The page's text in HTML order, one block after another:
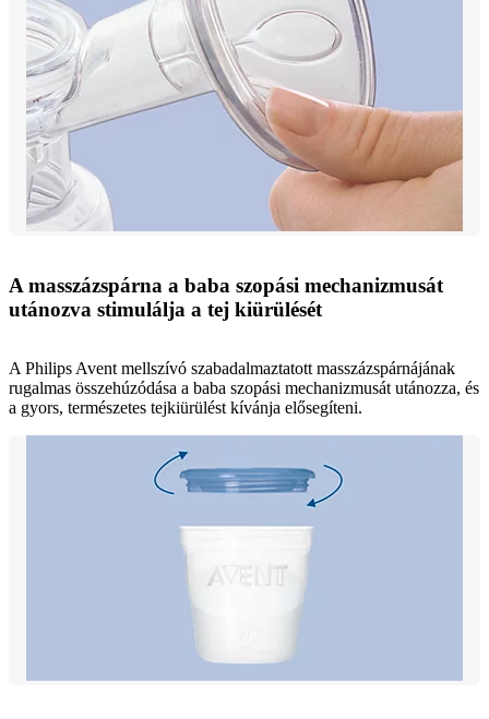
A masszázspárna a baba szopási mechanizmusát
utánozva stimulálja a tej kiürülését
A Philips Avent mellszívó szabadalmaztatott masszázspárnájának
rugalmas összehúzódása a baba szopási mechanizmusát utánozza, és
a gyors, természetes tejkiürülést kívánja elősegíteni.